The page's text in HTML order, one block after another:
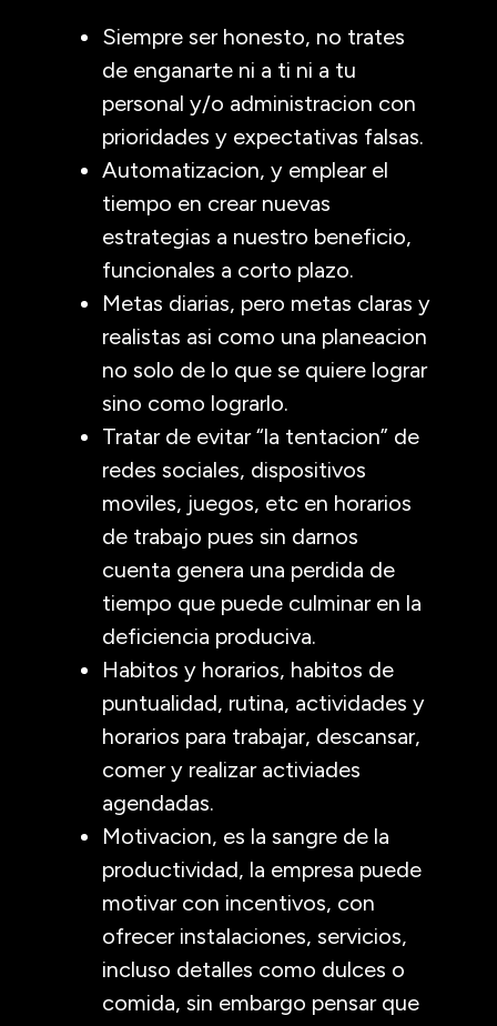
Siempre ser honesto, no trates
de enganarte ni a ti ni a tu
personal y/o administracion con
prioridades y expectativas falsas.
Automatizacion, y emplear el
tiempo en crear nuevas
estrategias a nuestro beneficio,
funcionales a corto plazo.
Metas diarias, pero metas claras y
realistas asi como una planeacion
no solo de lo que se quiere lograr
sino como lograrlo.
Tratar de evitar “la tentacion” de
redes sociales, dispositivos
moviles, juegos, etc en horarios
de trabajo pues sin darnos
cuenta genera una perdida de
tiempo que puede culminar en la
deficiencia produciva.
Habitos y horarios, habitos de
puntualidad, rutina, actividades y
horarios para trabajar, descansar,
comer y realizar activiades
agendadas.
Motivacion, es la sangre de la
productividad, la empresa puede
motivar con incentivos, con
ofrecer instalaciones, servicios,
incluso detalles como dulces o
comida, sin embargo pensar que